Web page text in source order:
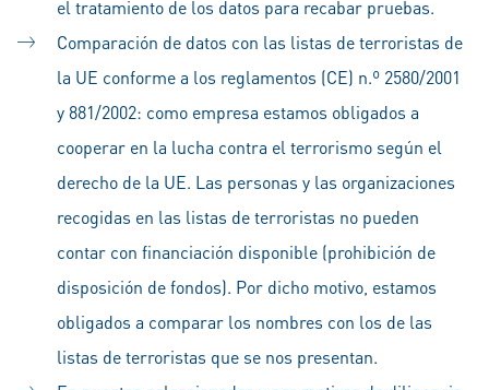
el tratamiento de los datos para recabar pruebas.
Comparación de datos con las listas de terroristas de
la UE conforme a los reglamentos (CE) n.º 2580/2001
y 881/2002: como empresa estamos obligados a
cooperar en la lucha contra el terrorismo según el
derecho de la UE. Las personas y las organizaciones
recogidas en las listas de terroristas no pueden
contar con financiación disponible (prohibición de
disposición de fondos). Por dicho motivo, estamos
obligados a comparar los nombres con los de las
listas de terroristas que se nos presentan.